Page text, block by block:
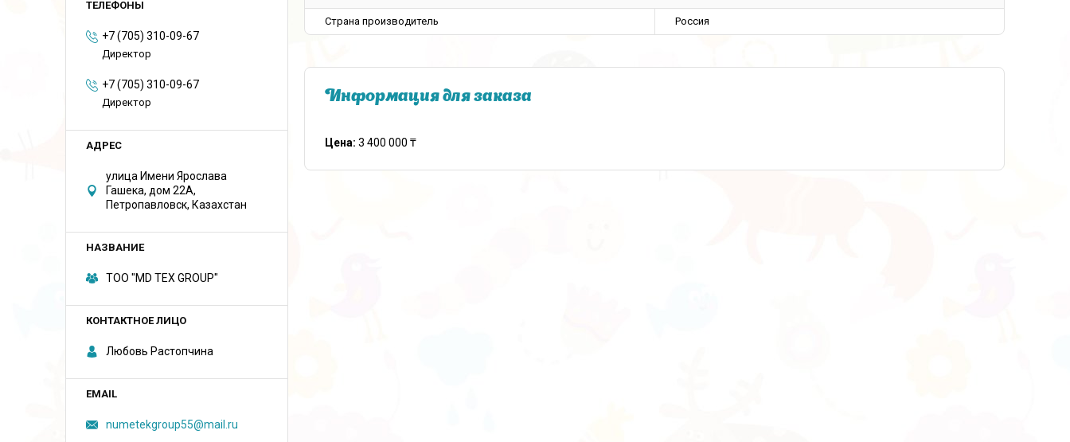
Страна производитель Россия
Информация для заказа
Цена: 3 400 000 ₸
+7 (705) 310-09-67
Директор
+7 (705) 310-09-67
Директор
улица Имени Ярослава
Гашека, дом 22А,
Петропавловск, Казахстан
ТОО "MD TEX GROUP"
Любовь Растопчина
numetekgroup55@mail.ru